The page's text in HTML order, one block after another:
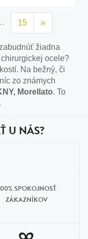
15 »
žiadna
ocele?
Na bežný, či
zo známych
Morellato. To
U NÁS?
SPOKOJNOSŤ
ZÁKAZNÍKOV